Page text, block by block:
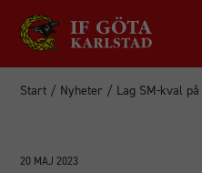
Start / Nyheter / Lag SM-kval på
20 MAJ 2023